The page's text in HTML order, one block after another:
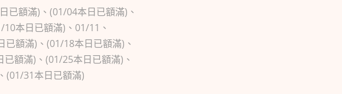
已額滿)、(01/04本日已額滿)、
本日已額滿)、01/11、
額滿)、(01/18本日已額滿)、
額滿)、(01/25本日已額滿)、
(01/31本日已額滿)